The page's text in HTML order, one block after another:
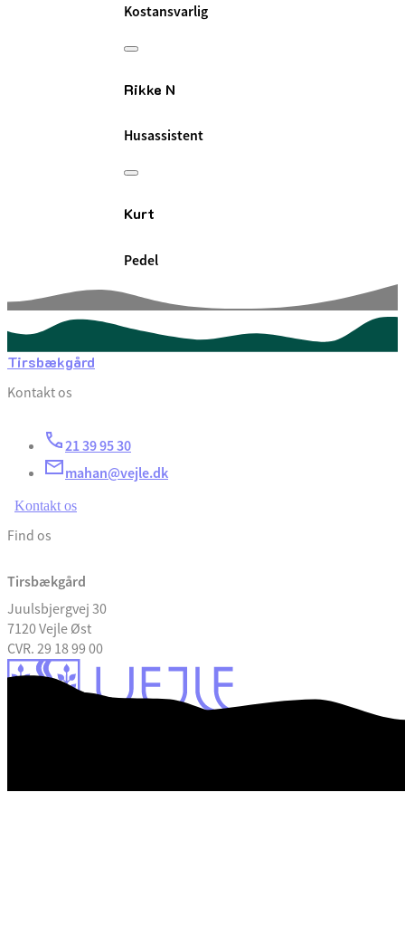
Kostansvarlig
Rikke N
Husassistent
Kurt
Pedel
Tirsbækgård
Kontakt os
21 39 95 30
mahan@vejle.dk
Kontakt os
Find os
Tirsbækgård
Juulsbjergvej 30
7120 Vejle Øst
CVR. 29 18 99 00